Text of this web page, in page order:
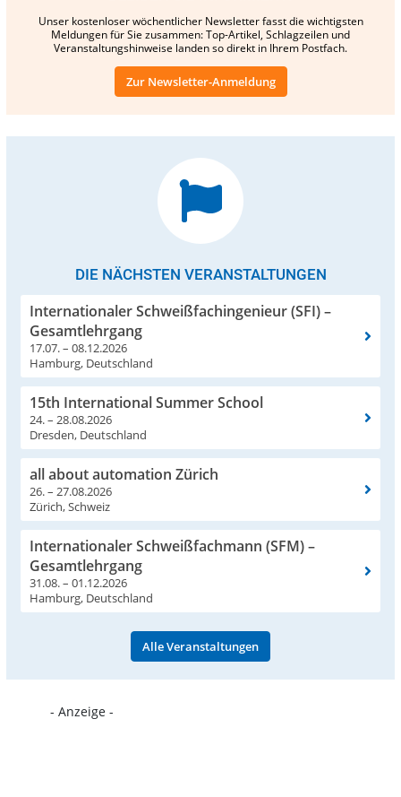
Unser kostenloser wöchentlicher Newsletter fasst die wichtigsten
Meldungen für Sie zusammen: Top-Artikel, Schlagzeilen und
Veranstaltungshinweise landen so direkt in Ihrem Postfach.
Zur Newsletter-Anmeldung
DIE NÄCHSTEN VERANSTALTUNGEN
Internationaler Schweißfachingenieur (SFI) –
Gesamtlehrgang
17.07. – 08.12.2026
Hamburg, Deutschland
15th International Summer School
24. – 28.08.2026
Dresden, Deutschland
all about automation Zürich
26. – 27.08.2026
Zürich, Schweiz
Internationaler Schweißfachmann (SFM) –
Gesamtlehrgang
31.08. – 01.12.2026
Hamburg, Deutschland
Alle Veranstaltungen
- Anzeige -